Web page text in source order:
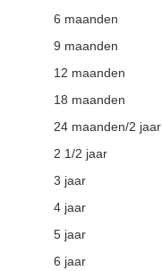
6 maanden
9 maanden
12 maanden
18 maanden
24 maanden/2 jaar
2 1/2 jaar
3 jaar
4 jaar
5 jaar
6 jaar